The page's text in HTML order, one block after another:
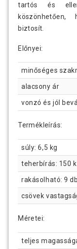
tartós és
biztosít.
Előnyei:
minőséges
alacsony ár
vonzó és jól
Termékleírás:
súly: 6,5 kg
teherbírás: 150
rakásolható: 9
csövek
Méretei:
teljes